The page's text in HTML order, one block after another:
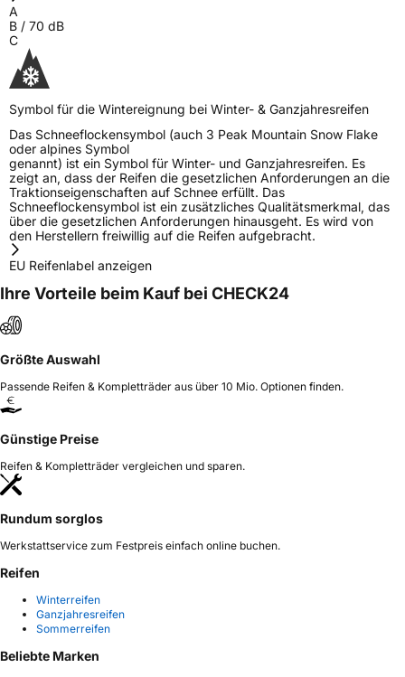
A
B / 70 dB
C
Symbol für die Wintereignung bei Winter- & Ganzjahresreifen
Das Schneeflockensymbol (auch 3 Peak Mountain Snow Flake
oder alpines Symbol
genannt) ist ein Symbol für Winter- und Ganzjahresreifen. Es
zeigt an, dass der Reifen die gesetzlichen Anforderungen an die
Traktionseigenschaften auf Schnee erfüllt. Das
Schneeflockensymbol ist ein zusätzliches Qualitätsmerkmal, das
über die gesetzlichen Anforderungen hinausgeht. Es wird von
den Herstellern freiwillig auf die Reifen aufgebracht.
EU Reifenlabel anzeigen
Ihre Vorteile beim Kauf bei CHECK24
Größte Auswahl
Passende Reifen & Kompletträder aus über 10 Mio. Optionen finden.
Günstige Preise
Reifen & Kompletträder vergleichen und sparen.
Rundum sorglos
Werkstattservice zum Festpreis einfach online buchen.
Reifen
Winterreifen
Ganzjahresreifen
Sommerreifen
Beliebte Marken